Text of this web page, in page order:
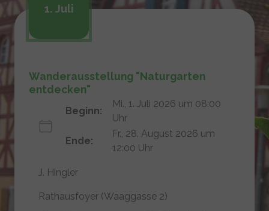
1. Juli
Wanderausstellung "Naturgarten
entdecken"
Beginn:
Mi., 1. Juli 2026 um 08:00
Uhr
Ende:
Fr., 28. August 2026 um
12:00 Uhr
J. Hingler
Rathausfoyer (Waaggasse 2)